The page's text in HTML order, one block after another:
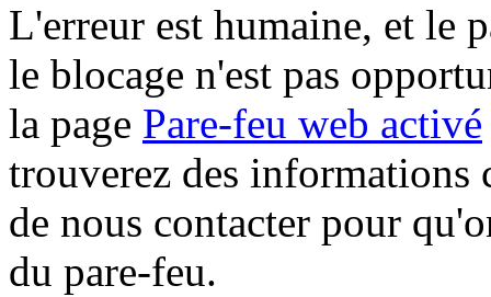
L'erreur est humaine, et le
le blocage n'est pas
la page Pare-feu web activé
trouverez des informations
de nous contacter pour
du pare-feu.